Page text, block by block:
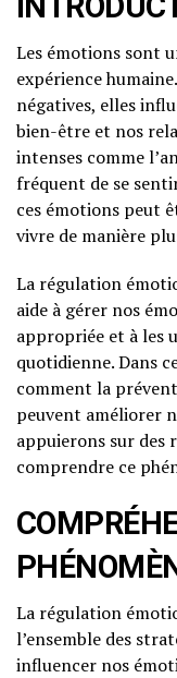
Les émotions sont
expérience
négatives, elles
bien-être et nos
intenses comme
fréquent de se
ces émotions peut
vivre de manière
La régulation
aide à gérer nos
appropriée et à les
quotidienne. Dans
comment la
peuvent améliorer
appuierons sur des
comprendre ce
La régulation
l’ensemble des
influencer nos